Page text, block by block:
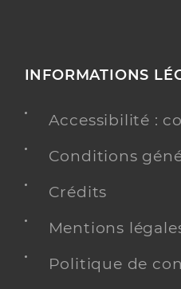
INFORMATIONS
Accessibilité :
Conditions
Crédits
Mentions
Politique de